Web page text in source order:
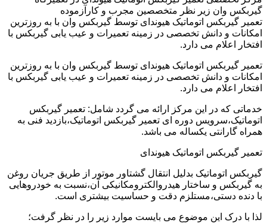
گیربکس وان زیر نظر متخصصین مجرب و کارآزموده
تعمیر گیربکس اتوماتیک هیوندای توسط گیربکس وان با به روزترین
امکانات و دانش تخصصی در زمینه تعمیرات و عیب یابی گیربکس با
افتخار اعلام می دارد.
تعمیر گیربکس اتوماتیک هیوندای توسط گیربکس وان با به روزترین
امکانات و دانش تخصصی در زمینه تعمیرات و عیب یابی گیربکس با
افتخار اعلام می دارد.
خدماتی که در این مرکز ارائه می گردد شامل: تعمیر گیربکس
اتوماتیک،سرویس دوره ای تعمیر گیربکس اتوماتیک،بازدید فنی به
همراه گارانتی یکساله می باشد.
تعمیر گیربکس اتوماتیک هیوندای
گیربکس اتوماتیک بدلیل انتقال گشتاور موتور از طریق جریان روغن
به گیربکس و ساختار هیدروالکترومکانیکی آن،نسبت به خودروهایی
با دنده دستی،مستلزم دقت و حساسیت بیشتری است.
لذا با درک این موضوع می بایست موارد زیر را در نظر گرفت؛